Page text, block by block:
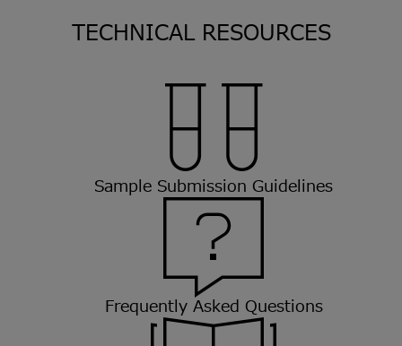
TECHNICAL RESOURCES
Sample Submission Guidelines
Frequently Asked Questions